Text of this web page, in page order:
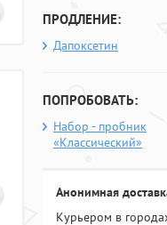
ПРОДЛЕНИЕ:
Дапоксетин
ПОПРОБОВАТЬ:
Набор - пробник
«Классический»
Анонимная
Курьером в